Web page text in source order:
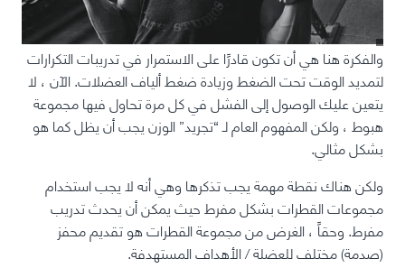
والفكرة هنا هي أن تكون قادرًا على الاستمرار في تدريبات التكرارات
لتمديدالوقت تحت الضغطوزيادة ضغط ألياف العضلات. الآن ، لا
يتعين عليك الوصول إلى الفشل في كل مرة تحاول فيها مجموعة
هبوط ، ولكن المفهوم العام لـ “تجريد” الوزن يجب أن يظل كما هو
بشكل مثالي.
ولكن هناك نقطة مهمة يجب تذكرها وهي أنه لا يجب استخدام
مجموعات القطرات بشكل مفرط حيث يمكن أن يحدث تدريب
مفرط. وحقاً ، الغرض من مجموعة القطرات هو تقديم محفز
(صدمة) مختلف للعضلة / الأهداف المستهدفة.